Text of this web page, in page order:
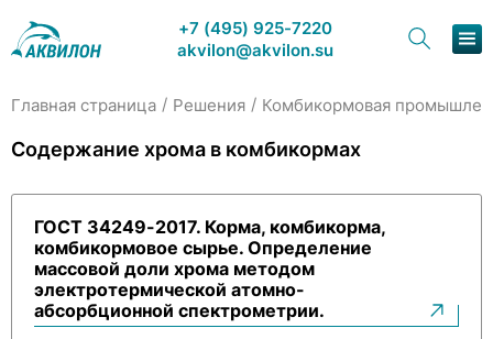
+7 (495) 925-7220
akvilon@akvilon.su
Сервис и ремонт
Главная страница / Решения / Комбикормовая
Содержание хрома в комбикормах
ГОСТ 34249-2017. Корма, комбикорма,
комбикормовое сырье. Определение
массовой доли хрома методом
электротермической атомно-
абсорбционной спектрометрии.